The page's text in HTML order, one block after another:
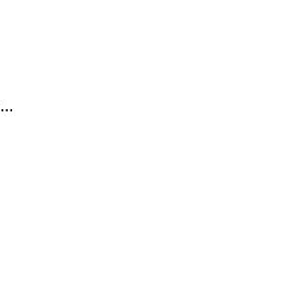
...